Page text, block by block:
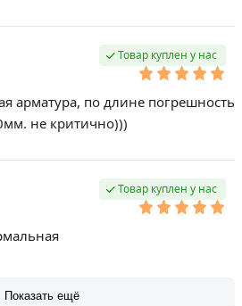
Товар куплен у нас
арматура, по длине погрешность
не критично)))
Товар куплен у нас
Показать ещё